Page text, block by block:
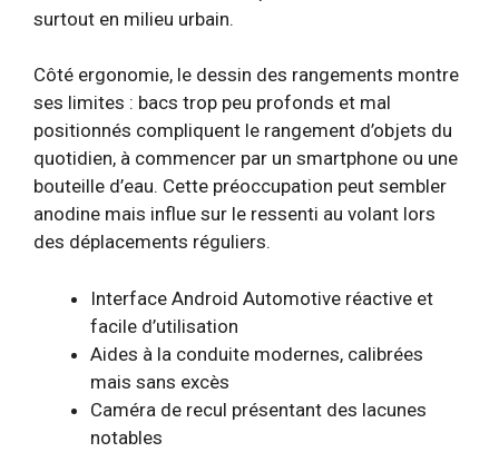
surtout en milieu urbain.
Côté ergonomie, le dessin des rangements montre
ses limites : bacs trop peu profonds et mal
positionnés compliquent le rangement d’objets du
quotidien, à commencer par un smartphone ou une
bouteille d’eau. Cette préoccupation peut sembler
anodine mais influe sur le ressenti au volant lors
des déplacements réguliers.
Interface Android Automotive réactive et
facile d’utilisation
Aides à la conduite modernes, calibrées
mais sans excès
Caméra de recul présentant des lacunes
notables